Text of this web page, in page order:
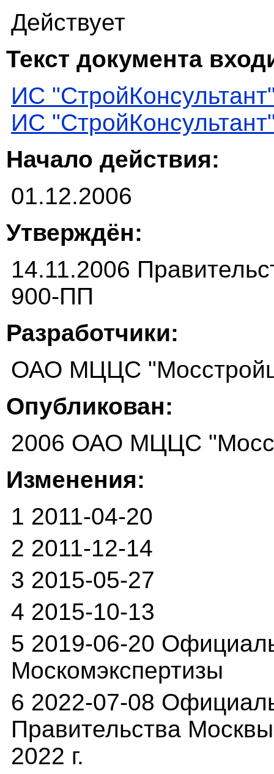
Действует
Текст документа
ИС
ИС
Начало действия:
01.12.2006
Утверждён:
14.11.2006
900-ПП
Разработчики:
ОАО МЦЦС
Опубликован:
2006 ОАО МЦЦС
Изменения:
1 2011-04-20
2 2011-12-14
3 2015-05-27
4 2015-10-13
5 2019-06-20
Москомэкспертизы
6 2022-07-08
Правительства
2022 г.